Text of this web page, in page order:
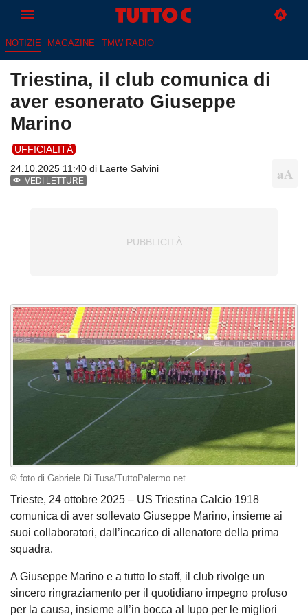
NOTIZIE MAGAZINE TMW RADIO
Triestina, il club comunica di
aver esonerato Giuseppe
Marino
UFFICIALITÀ
24.10.2025 11:40 di Laerte Salvini
VEDI LETTURE
© foto di Gabriele Di Tusa/TuttoPalermo.net
Trieste, 24 ottobre 2025 – US Triestina Calcio 1918
comunica di aver sollevato Giuseppe Marino, insieme ai
suoi collaboratori, dall’incarico di allenatore della prima
squadra.
A Giuseppe Marino e a tutto lo staff, il club rivolge un
sincero ringraziamento per il quotidiano impegno profuso
per la causa, insieme all’in bocca al lupo per le migliori